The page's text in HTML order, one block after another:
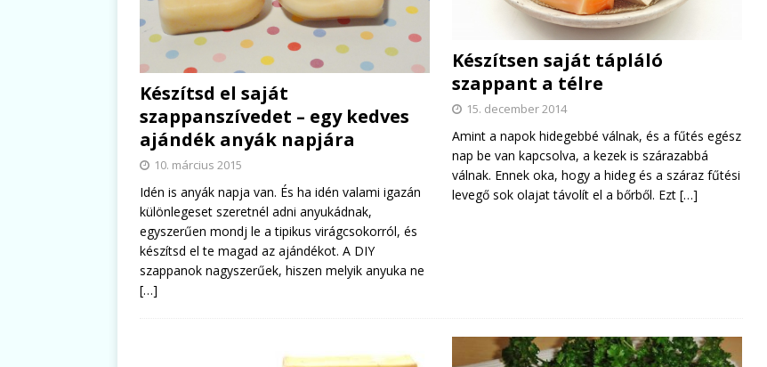
Készítsd el saját
szappanszívedet – egy kedves
ajándék anyák napjára
10. március 2015
Idén is anyák napja van. És ha idén valami igazán
különlegeset szeretnél adni anyukádnak,
egyszerűen mondj le a tipikus virágcsokorról, és
készítsd el te magad az ajándékot. A DIY
szappanok nagyszerűek, hiszen melyik anyuka ne
[…]
Készítsen saját tápláló
szappant a télre
15. december 2014
Amint a napok hidegebbé válnak, és a fűtés egész
nap be van kapcsolva, a kezek is szárazabbá
válnak. Ennek oka, hogy a hideg és a száraz fűtési
levegő sok olajat távolít el a bőrből. Ezt […]